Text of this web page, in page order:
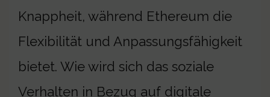
Knappheit, während Ethereum die
Flexibilität und Anpassungsfähigkeit
bietet. Wie wird sich das soziale
Verhalten in Bezug auf digitale